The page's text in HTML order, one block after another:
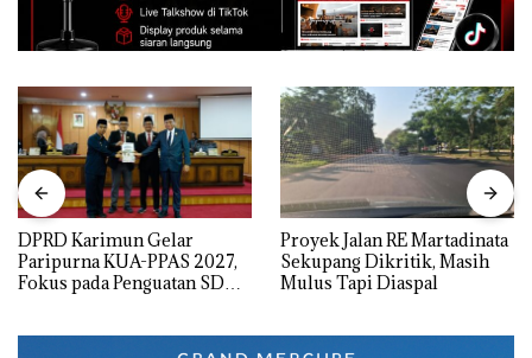
DPRD Karimun Gelar
Paripurna KUA-PPAS 2027,
Fokus pada Penguatan SDM,
Proyek Jalan RE Martadinata
Sekupang Dikritik, Masih
Mulus Tapi Diaspal